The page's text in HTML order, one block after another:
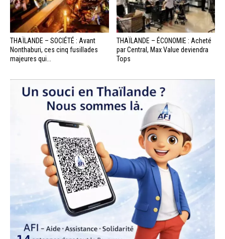
THAÏLANDE – SOCIÉTÉ : Avant
Nonthaburi, ces cinq fusillades
majeures qui...
THAÏLANDE – ÉCONOMIE : Acheté
par Central, Max Value deviendra
Tops